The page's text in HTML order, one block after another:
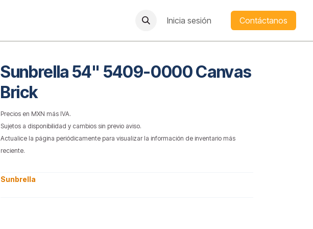
Inicia sesión Contáctanos
Sunbrella 54" 5409-0000 Canvas
Brick
Precios en MXN más IVA.
Sujetos a disponibilidad y cambios sin previo aviso.
Actualice la página periódicamente para visualizar la información de inventario más
reciente.
Sunbrella